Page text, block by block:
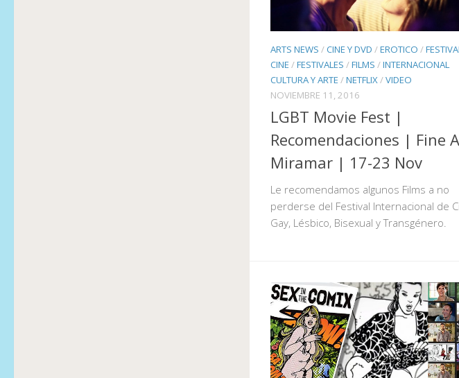
ARTS NEWS /CINE Y DVD /EROTICO /
CINE /FESTIVALES /FILMS /INTERNACIONAL
CULTURA Y ARTE /NETFLIX/VIDEO
NOVIEMBRE 11, 2016
LGBT Movie Fest |
Recomendaciones | Fine
Miramar | 17-23 Nov
Le recomendamos algunos Films a no
perderse del Festival Internacional de
Gay, Lésbico, Bisexual y Transgénero.